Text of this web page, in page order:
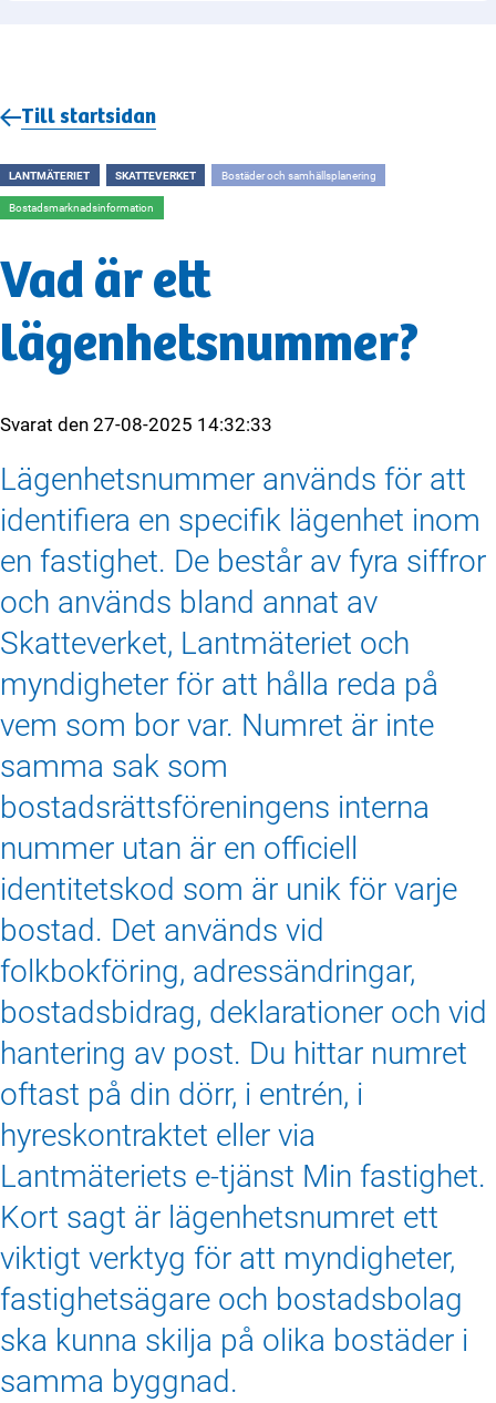
Till startsidan
LANTMÄTERIET SKATTEVERKET Bostäder och samhällsplanering
Bostadsmarknadsinformation
Vad är ett
lägenhetsnummer?
Svarat den27-08-2025 14:32:33
Lägenhetsnummer används för att
identifiera en specifik lägenhet inom
en fastighet. De består av fyra siffror
och används bland annat av
Skatteverket, Lantmäteriet och
myndigheter för att hålla reda på
vem som bor var. Numret är inte
samma sak som
bostadsrättsföreningens interna
nummer utan är en officiell
identitetskod som är unik för varje
bostad. Det används vid
folkbokföring, adressändringar,
bostadsbidrag, deklarationer och vid
hantering av post. Du hittar numret
oftast på din dörr, i entrén, i
hyreskontraktet eller via
Lantmäteriets e-tjänst Min fastighet.
Kort sagt är lägenhetsnumret ett
viktigt verktyg för att myndigheter,
fastighetsägare och bostadsbolag
ska kunna skilja på olika bostäder i
samma byggnad.